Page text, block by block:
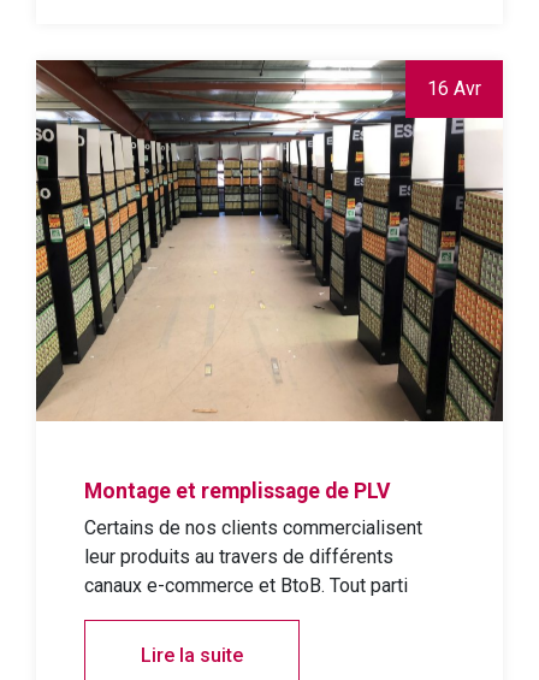
16 Avr
Montage et remplissage de PLV
Certains de nos clients commercialisent
leur produits au travers de différents
canaux e-commerce et BtoB. Tout parti
Lire la suite